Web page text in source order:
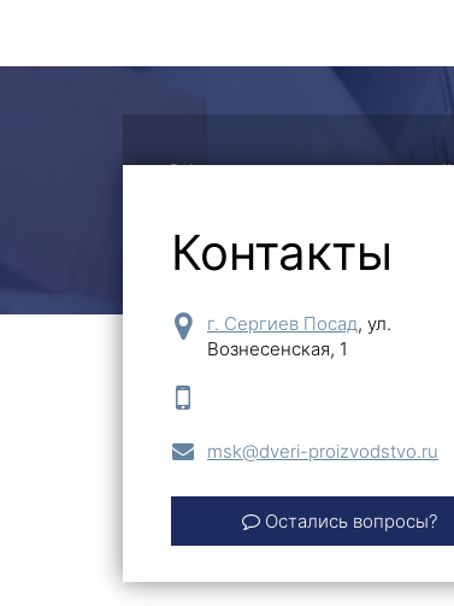
Оформите заявку на
Контакты
г. Сергиев Посад, ул.
Вознесенская, 1
msk@dveri-proizvodstvo.ru
Остались вопросы?